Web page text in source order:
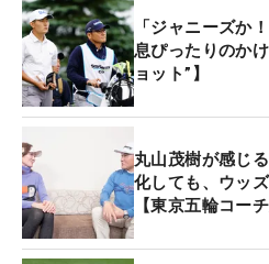
「ジャニーズか
息ぴったりのか
ョット”】
丸山茂樹が感じ
化しても、ウッ
【東京五輪コーチ